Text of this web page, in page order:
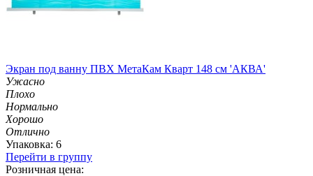
Экран под ванну ПВХ МетаКам Кварт 148 см 'АКВА'
Ужасно
Плохо
Нормально
Хорошо
Отлично
Упаковка: 6
Перейти в группу
Розничная цена: